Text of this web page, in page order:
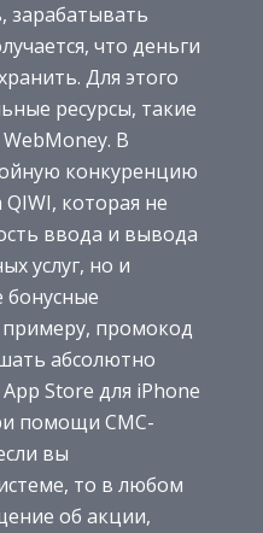
зарабатывать
что деньги
Для этого
ресурсы, такие
В
конкуренцию
QIWI, которая не
ввода и вывода
услуг, но и
бонусные
промокод
абсолютно
Store для iPhone
помощи СМС-
вы
то в любом
об акции,